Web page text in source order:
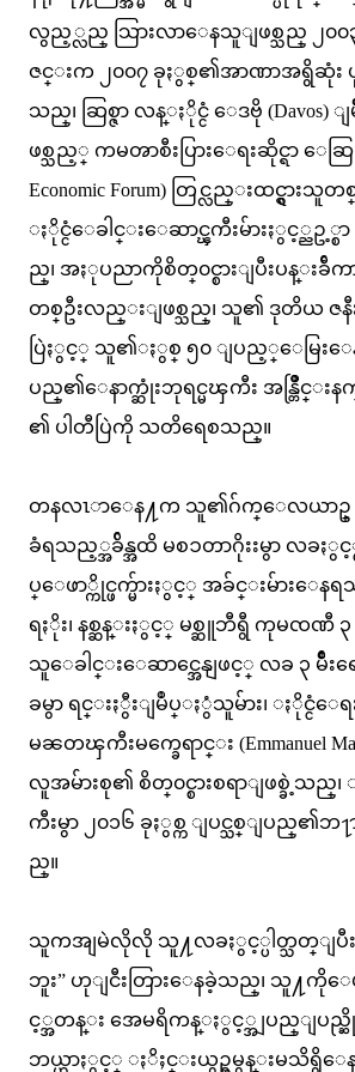
လွည့္လည္ သြားလာေနသူျဖစ္သည္ ၂၀၀၃ ခု
ဇင္းက ၂၀၀၇ ခုႏွစ္၏အာဏာအရွိဆုံး
သည္၊ ဆြစ္ဇာ လန္ႏိုင္ငံ ေဒဗို (Davos) ျ
ဖစ္သည့္ ကမၻာစီးပြားေရးဆိုင္ရာ ေဆြး
Economic Forum) တြင္လည္းထင္ရွား
ႏိုင္ငံေခါင္းေဆာင္ၾကီးမ်ားႏွင့္ညဥ့္စ
ည္၊ အႏုပညာကိုစိတ္၀င္စားျပီးပန္းခ်ီ
တစ္ဦးလည္းျဖစ္သည္၊ သူ၏ ဒုတိယ ဇ
ပြဲႏွင့္ သူ၏ႏွစ္ ၅၀ ျပည့္ေမြးေန႔
ပည္၏ေနာက္ဆုံးဘုရင္မၾကီး အန္တြိဳင္းနက္
၏ ပါတီပြဲကို သတိရေစသည္။
တနလၤာေန႔က သူ၏ဂ်က္ေလယာဥ္
ခံရသည့္အခ်ိန္အထိ မစၥတာဂိုးးမွာ လခ
ပ္ေဖာ္ကိုင္ဖက္မ်ားႏွင့္ အခ်င္းမ်ားေ
ရႏိုး၊ နစ္ဆန္းႏွင့္ မစ္ဆူဘီရွီ ကုမၸဏီ
သူေခါင္းေဆာင္အေနျဖင့္ လခ ၃ မ်ိဳး
ခမွာ ရင္းႏွီးျမဳပ္ႏွံသူမ်ား၊ ႏိုင္ငံေရးသ
မၼတၾကီးမက္ခေရာင္း (Emmanuel
လူအမ်ားစု၏ စိတ္၀င္စားစရာျဖစ္ခဲ့သည္၊
ကီးမွာ ၂၀၁၆ ခုႏွစ္က ျပင္သစ္ျပည္၏ဘ႑
ည္။
သူကအျမဲလိုလို သူ႔လခႏွင့္ပါတ္သတ္ျပီး
ဘူး” ဟုျငီးတြားေနခဲ့သည္၊ သူ႔ကိုေ
င့္အတန္း အေမရိကန္ႏွင့္အျပည္ျပည္ဆို
ဘယ္ဟာႏွင့္ ႏိႈင္းယွဥ္ရမွန္းမသိရွိေ